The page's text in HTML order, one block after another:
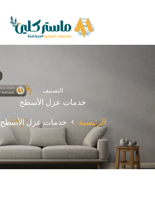
التصنيف
خدمات عزل الأسطح
الرئيسية خدمات عزل الأسطح